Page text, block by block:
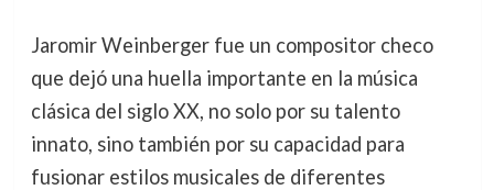
Jaromir Weinberger fue un compositor checo
que dejó una huella importante en la música
clásica del siglo XX, no solo por su talento
innato, sino también por su capacidad para
fusionar estilos musicales de diferentes